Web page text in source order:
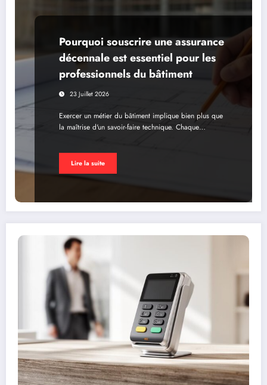
Pourquoi souscrire une assurance
décennale est essentiel pour les
professionnels du bâtiment
23 Juillet 2026
Exercer un métier du bâtiment implique bien plus que
la maîtrise d'un savoir-faire technique. Chaque…
Lire la suite